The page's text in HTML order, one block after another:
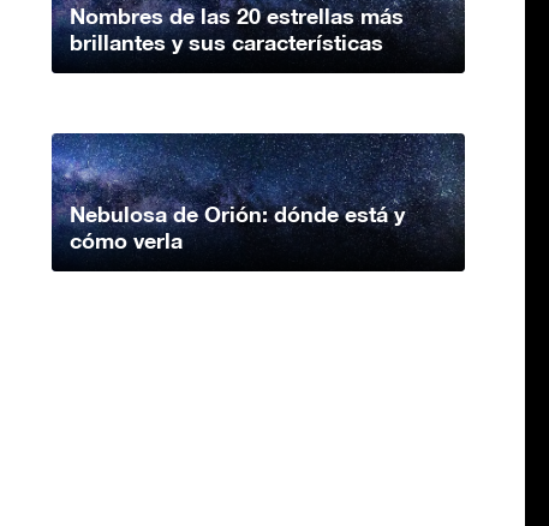
Nombres de las 20 estrellas más
brillantes y sus características
Nebulosa de Orión: dónde está y
cómo verla